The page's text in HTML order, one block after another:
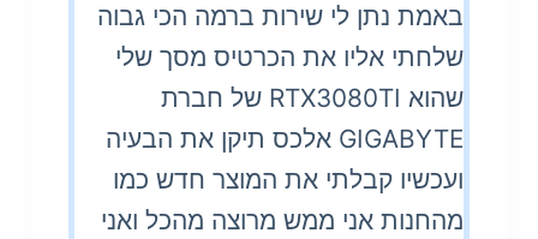
באמת נתן לי שירות ברמה הכי גבוה
שלחתי אליו את הכרטיס מסך שלי
שהוא RTX3080TI של חברת
GIGABYTE אלכס תיקן את הבעיה
ועכשיו קבלתי את המוצר חדש כמו
מהחנות אני ממש מרוצה מהכל ואני